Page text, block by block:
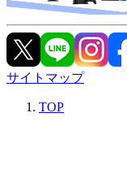
サイトマップ
TOP